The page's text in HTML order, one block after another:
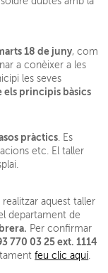
18 de juny, com
a conèixer a les
les seves
principis bàsics
pràctics. Es
etc. El taller
realitzar aquest taller
departament de
Per confirmar
770 03 25 ext. 1114
feu clic aquí.